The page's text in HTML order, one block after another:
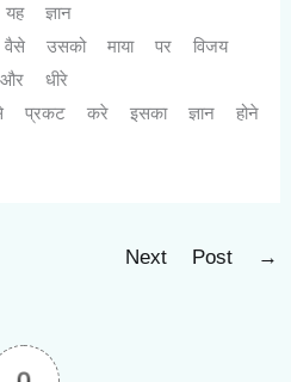
ज्ञान
उसको माया पर विजय
धीरे
प्रकट करे इसका ज्ञान होने
Next Post →